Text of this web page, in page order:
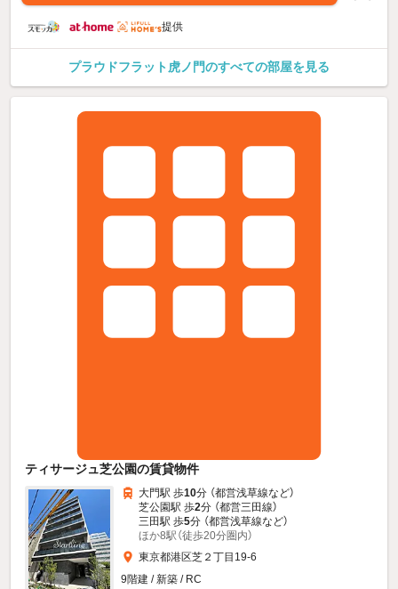
提供
プラウドフラット虎ノ門のすべての部屋を見る
ティサージュ芝公園の賃貸物件
大門駅 歩10分 （都営浅草線など）
芝公園駅 歩2分 （都営三田線）
三田駅 歩5分 （都営浅草線など）
ほか8駅（徒歩20分圏内）
東京都港区芝２丁目19-6
9階建 / 新築 / RC